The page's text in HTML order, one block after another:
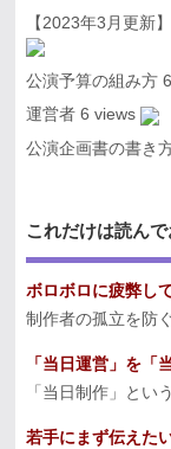
【2023年3月更新
公演予算の組み方
運営者 6 views
公演企画書の書き
これだけは読ん
ボロボロに疲弊し
制作者の孤立を防
「当日運営」を「
「当日制作」とい
若手にまず伝えた